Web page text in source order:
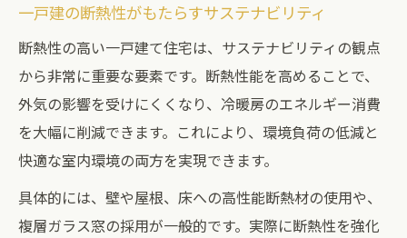
一戸建の断熱性がもたらすサステナビリティ
断熱性の高い一戸建て住宅は、サステナビリティの観点
から非常に重要な要素です。断熱性能を高めることで、
外気の影響を受けにくくなり、冷暖房のエネルギー消費
を大幅に削減できます。これにより、環境負荷の低減と
快適な室内環境の両方を実現できます。
具体的には、壁や屋根、床への高性能断熱材の使用や、
複層ガラス窓の採用が一般的です。実際に断熱性を強化